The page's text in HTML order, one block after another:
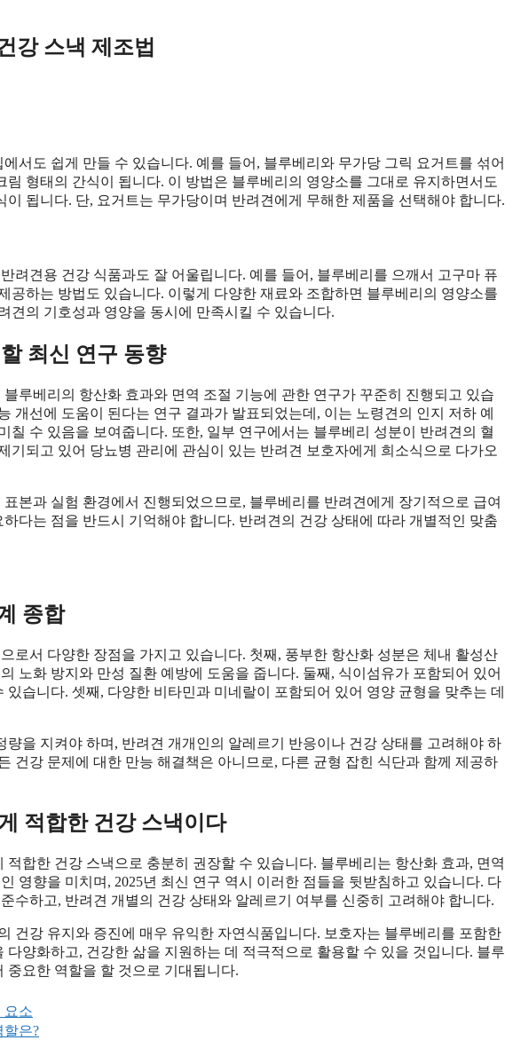
강 스낵 제조법
서도 쉽게 만들 수 있습니다. 예를 들어, 블루베리와 무가당 그릭 요거트를 섞어
형태의 간식이 됩니다. 이 방법은 블루베리의 영양소를 그대로 유지하면서도
됩니다. 단, 요거트는 무가당이며 반려견에게 무해한 제품을 선택해야 합니다.
려견용 건강 식품과도 잘 어울립니다. 예를 들어, 블루베리를 으깨서 고구마 퓨
공하는 방법도 있습니다. 이렇게 다양한 재료와 조합하면 블루베리의 영양소를
견의 기호성과 영양을 동시에 만족시킬 수 있습니다.
최신 연구 동향
루베리의 항산화 효과와 면역 조절 기능에 관한 연구가 꾸준히 진행되고 있습
개선에 도움이 된다는 연구 결과가 발표되었는데, 이는 노령견의 인지 저하 예
칠 수 있음을 보여줍니다. 또한, 일부 연구에서는 블루베리 성분이 반려견의 혈
기되고 있어 당뇨병 관리에 관심이 있는 반려견 보호자에게 희소식으로 다가오
본과 실험 환경에서 진행되었으므로, 블루베리를 반려견에게 장기적으로 급여
다는 점을 반드시 기억해야 합니다. 반려견의 건강 상태에 따라 개별적인 맞춤
종합
로서 다양한 장점을 가지고 있습니다. 첫째, 풍부한 항산화 성분은 체내 활성산
노화 방지와 만성 질환 예방에 도움을 줍니다. 둘째, 식이섬유가 포함되어 있어
습니다. 셋째, 다양한 비타민과 미네랄이 포함되어 있어 영양 균형을 맞추는 데
을 지켜야 하며, 반려견 개개인의 알레르기 반응이나 건강 상태를 고려해야 하
건강 문제에 대한 만능 해결책은 아니므로, 다른 균형 잡힌 식단과 함께 제공하
적합한 건강 스낵이다
합한 건강 스낵으로 충분히 권장할 수 있습니다. 블루베리는 항산화 효과, 면역
영향을 미치며, 2025년 최신 연구 역시 이러한 점들을 뒷받침하고 있습니다. 다
수하고, 반려견 개별의 건강 상태와 알레르기 여부를 신중히 고려해야 합니다.
건강 유지와 증진에 매우 유익한 자연식품입니다. 보호자는 블루베리를 포함한
양화하고, 건강한 삶을 지원하는 데 적극적으로 활용할 수 있을 것입니다. 블루
중요한 역할을 할 것으로 기대됩니다.
요소
할은?